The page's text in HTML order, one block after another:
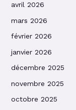
avril 2026
mars 2026
février 2026
janvier 2026
décembre 2025
novembre 2025
octobre 2025